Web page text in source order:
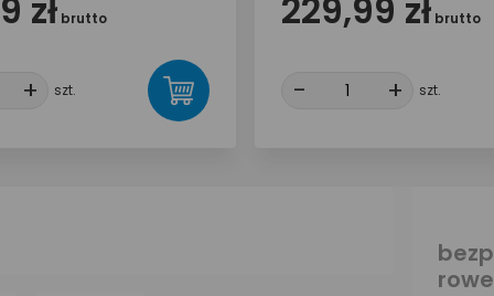
zł brutto
+ +
szt.
229,99 zł brutto
- + +
szt.